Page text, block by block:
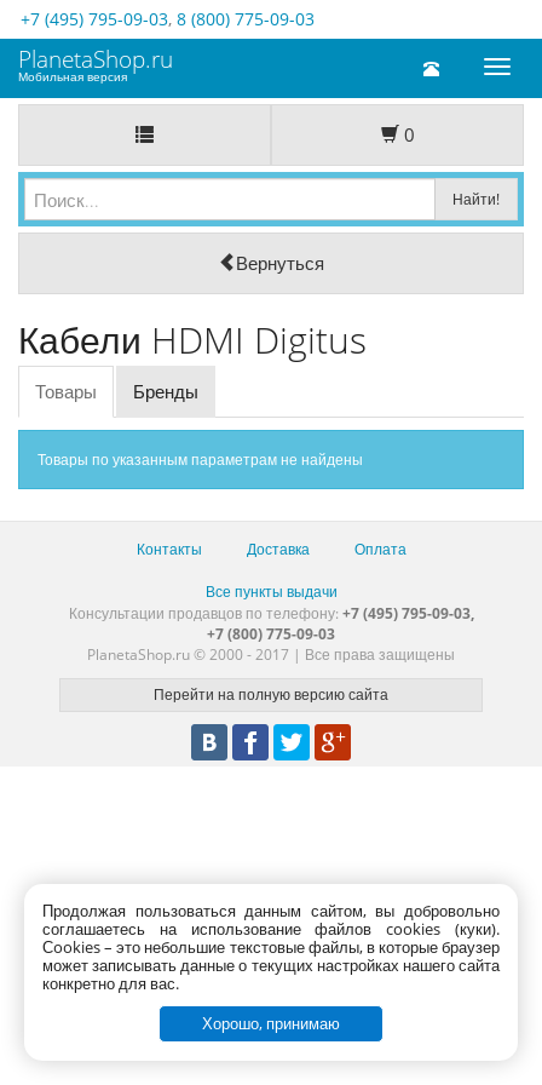
+7 (495) 795-09-03, 8 (800) 775-09-03
Toggle
PlanetaShop.ru
Мобильная версия
0
Вернуться
Кабели HDMI Digitus
Товары Бренды
Товары по указанным параметрам не найдены
Контакты Доставка Оплата
Все пункты выдачи
Консультации продавцов по телефону: +7 (495) 795-09-03,
+7 (800) 775-09-03
PlanetaShop.ru © 2000 - 2017 | Все права защищены
Продолжая пользоваться данным сайтом, вы добровольно
соглашаетесь на использование файлов cookies (куки).
Сookies – это небольшие текстовые файлы, в которые браузер
может записывать данные о текущих настройках нашего сайта
конкретно для вас.
Хорошо, принимаю